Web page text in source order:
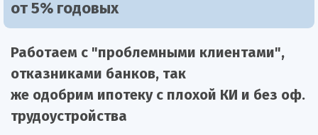
от 5% годовых
Работаем с "проблемными клиентами",
отказниками банков, так
же одобрим ипотеку с плохой КИ и без оф.
трудоустройства